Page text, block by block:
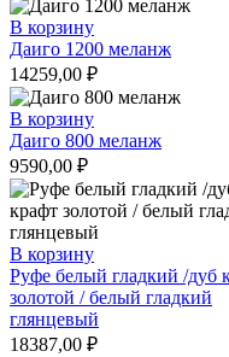
В корзину
Даиго 1200 меланж
14259,00 ₽
В корзину
Даиго 800 меланж
9590,00 ₽
В корзину
Руфе белый гладкий /дуб
золотой / белый гладкий
глянцевый
18387,00 ₽